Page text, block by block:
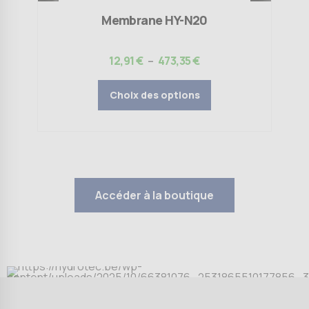
Membrane HY-N20
12,91€ – 473,35€Plage
de
prix :
12,91 €
Choix des options
Accéder à la boutique